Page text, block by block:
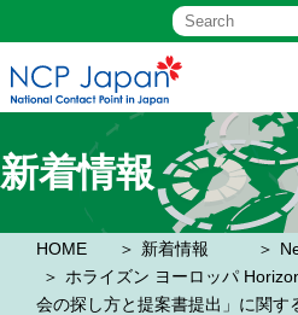
新着情報
HOME 新着情報
ホライズン ヨーロッパ
会の探し方と提案書提出」に関す